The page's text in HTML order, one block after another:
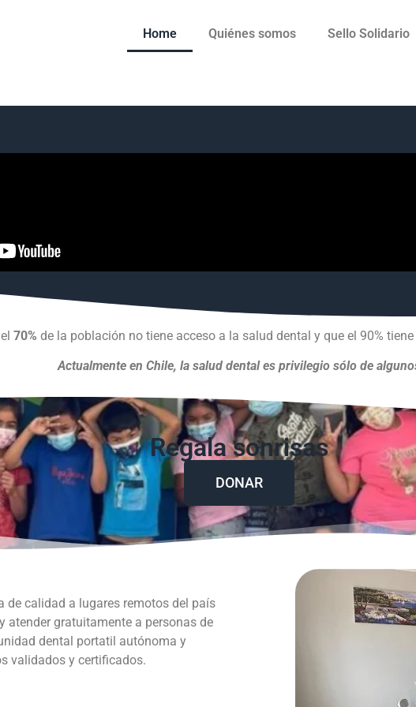
Home Quiénes somos Sello Solidario
70% de la población no tiene acceso a la salud dental y que el 90%
Actualmente en Chile, la salud dental es privilegio sólo de
Regala sonrisas
DONAR
de calidad a lugares remotos del país
atender gratuitamente a personas de
dental portatil autónoma y
validados y certificados.